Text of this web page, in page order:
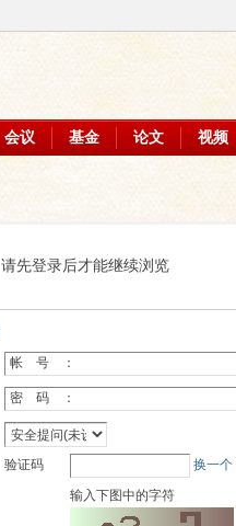
会议 基金 论文 视频
请先登录后才能继续浏览
帐 号 ：
密 码 ：
验证码
换一个
输入下图中的字符